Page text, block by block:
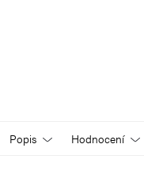
Popis Hodnocení